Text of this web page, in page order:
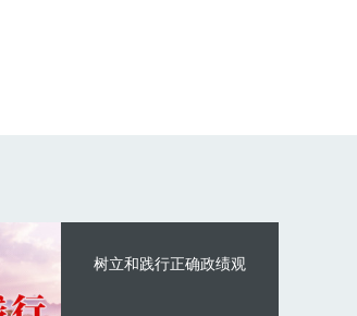
树立和践行正确政绩观